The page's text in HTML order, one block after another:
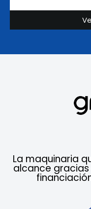
La maquinaria
alcance